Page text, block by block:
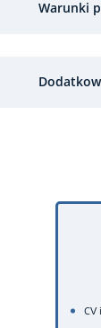
Warunki
CV